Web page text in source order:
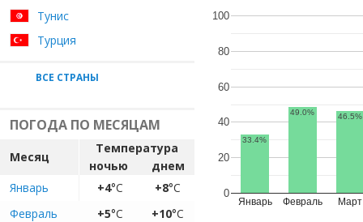
Тунис
Турция
ВСЕ СТРАНЫ
ПОГОДА ПО МЕСЯЦАМ
Месяц
Температура
ночью
днем
Январь
+4°C +8°C
Февраль
+5°C +10°C
Январь Февраль Март
0
20
40
60
80
100
33.4%
49.0% 46.5%